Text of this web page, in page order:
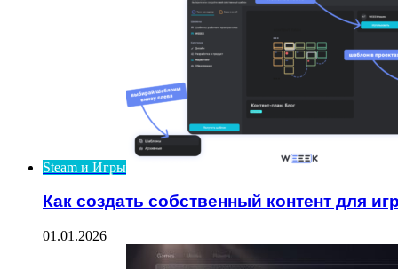
Steam и Игры
Как создать собственный контент для
01.01.2026